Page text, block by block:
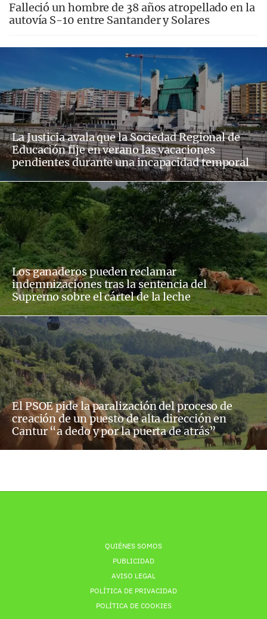
Falleció un hombre de 38 años atropellado en la
autovía S-10 entre Santander y Solares
La Justicia avala que la Sociedad Regional de
Educación fije en verano las vacaciones
pendientes durante una incapacidad temporal
Los ganaderos pueden reclamar
indemnizaciones tras la sentencia del
Supremo sobre el cártel de la leche
El PSOE pide la paralización del proceso de
creación de un puesto de alta dirección en
Cantur “a dedo y por la puerta de atrás”
QUIÉNES SOMOS
PUBLICIDAD
AVISO LEGAL
POLÍTICA DE PRIVACIDAD
POLÍTICA DE COOKIES